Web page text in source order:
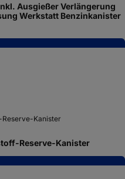
Ausgießer Verlängerung
Werkstatt Benzinkanister
Reserve-Kanister